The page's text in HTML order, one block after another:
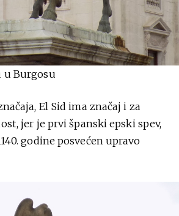
u Burgosu
El Sid ima značaj i za
jer je prvi španski epski spev,
godine posvećen upravo